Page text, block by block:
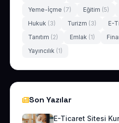
Yeme-İçme (7) Eğitim (5)
Hukuk (3) Turizm (3) E-
Tanıtım (2) Emlak (1)
Yayıncılık (1)
Son Yazılar
E-Ticaret Sitesi